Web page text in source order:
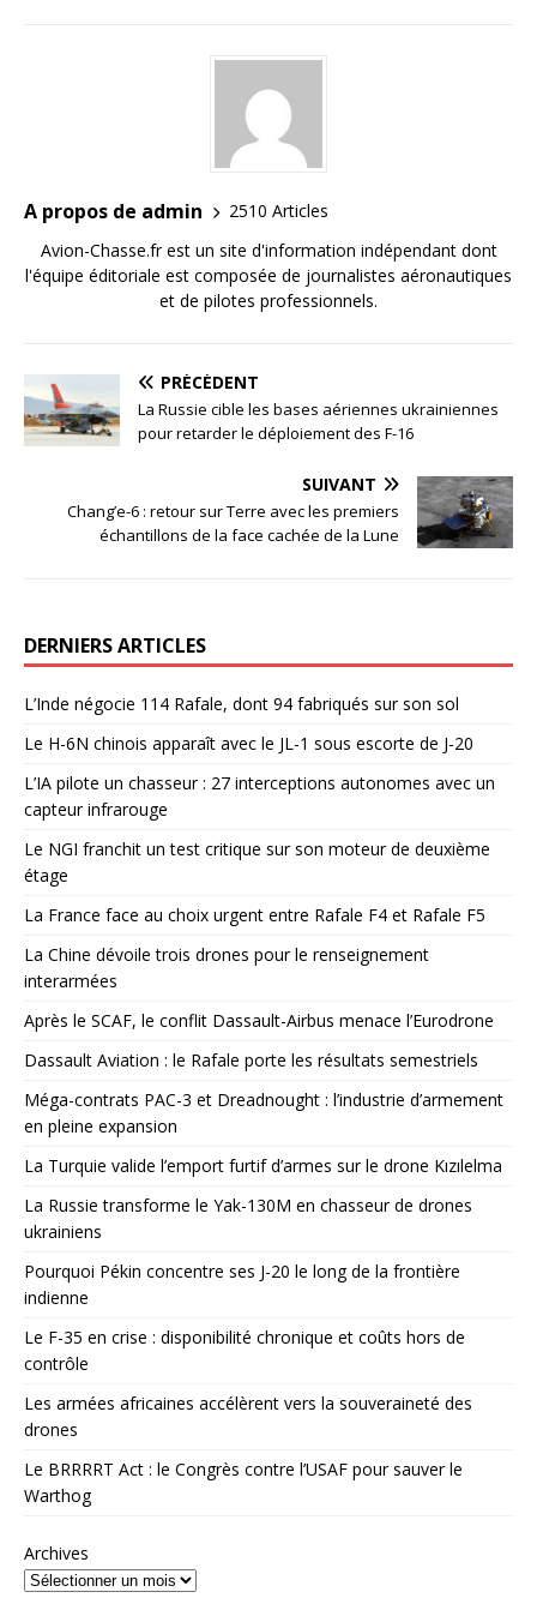
A propos de admin
2510 Articles
Avion-Chasse.fr est un site d'information indépendant dont
l'équipe éditoriale est composée de journalistes aéronautiques
et de pilotes professionnels.
PRÉCÉDENT
La Russie cible les bases aériennes ukrainiennes
pour retarder le déploiement des F-16
SUIVANT
Chang’e-6 : retour sur Terre avec les premiers
échantillons de la face cachée de la Lune
DERNIERS ARTICLES
L’Inde négocie 114 Rafale, dont 94 fabriqués sur son sol
Le H-6N chinois apparaît avec le JL-1 sous escorte de J-20
L’IA pilote un chasseur : 27 interceptions autonomes avec un
capteur infrarouge
Le NGI franchit un test critique sur son moteur de deuxième
étage
La France face au choix urgent entre Rafale F4 et Rafale F5
La Chine dévoile trois drones pour le renseignement
interarmées
Après le SCAF, le conflit Dassault-Airbus menace l’Eurodrone
Dassault Aviation : le Rafale porte les résultats semestriels
Méga-contrats PAC-3 et Dreadnought : l’industrie d’armement
en pleine expansion
La Turquie valide l’emport furtif d’armes sur le drone Kızılelma
La Russie transforme le Yak-130M en chasseur de drones
ukrainiens
Pourquoi Pékin concentre ses J-20 le long de la frontière
indienne
Le F-35 en crise : disponibilité chronique et coûts hors de
contrôle
Les armées africaines accélèrent vers la souveraineté des
drones
Le BRRRRT Act : le Congrès contre l’USAF pour sauver le
Warthog
Archives